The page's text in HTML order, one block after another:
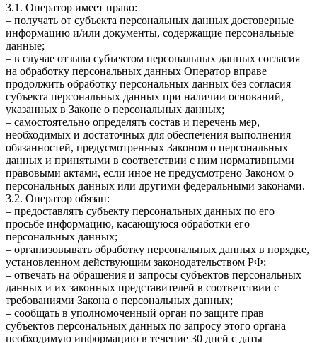
3.1. Оператор имеет право:
– получать от субъекта персональных данных достоверные
информацию и/или документы, содержащие персональные
данные;
– в случае отзыва субъектом персональных данных согласия
на обработку персональных данных Оператор вправе
продолжить обработку персональных данных без согласия
субъекта персональных данных при наличии оснований,
указанных в Законе о персональных данных;
– самостоятельно определять состав и перечень мер,
необходимых и достаточных для обеспечения выполнения
обязанностей, предусмотренных Законом о персональных
данных и принятыми в соответствии с ним нормативными
правовыми актами, если иное не предусмотрено Законом о
персональных данных или другими федеральными законами.
3.2. Оператор обязан:
– предоставлять субъекту персональных данных по его
просьбе информацию, касающуюся обработки его
персональных данных;
– организовывать обработку персональных данных в порядке,
установленном действующим законодательством РФ;
– отвечать на обращения и запросы субъектов персональных
данных и их законных представителей в соответствии с
требованиями Закона о персональных данных;
– сообщать в уполномоченный орган по защите прав
субъектов персональных данных по запросу этого органа
необходимую информацию в течение 30 дней с даты